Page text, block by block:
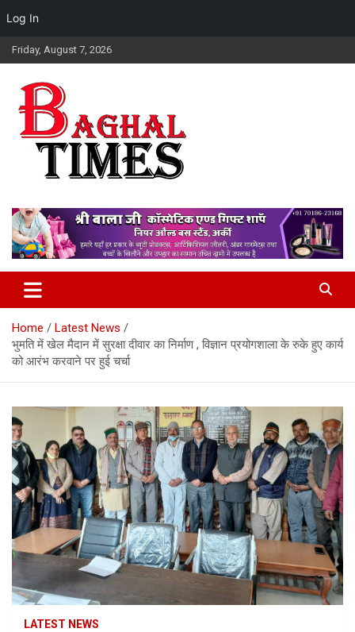
Log In
Skip
to
Friday, August 7, 2026
Baghal Times : Breaking News,
Himachal Hindi News, Latest
Himachal News, HP News.
Financial And Business News, Sports, Automobile, Entertainment,
Latest Gadget News, Lifestyle, Health, And Latest Updates From
Around The World.
Home
Latest News
भुमति में खेल मैदान में सुरक्षा दीवार का निर्माण , विज्ञान प्रयोगशाला के रुके हुए कार्य
को आरंभ करवाने पर हुई चर्चा
LATEST NEWS